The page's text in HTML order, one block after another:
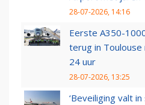
28-07-2026, 14:16
Eerste A350-
terug in Toulouse
24 uur
28-07-2026, 13:25
‘Beveiliging valt